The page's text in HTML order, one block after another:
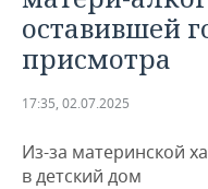
ТАТАРСТАН
УДМУРТИЯ
АНАЛИТИКА
НОВОСТИ
ДЕКЛАРАЦИИ О
КОРОЛИ
ЭКОНОМИКА
НОВОСТИ
ФИНАНСЫ
ПРОМЫШЛЕННОСТЬ
НОВОСТИ
ПРОМЫШЛЕННОСТИ
НЕДВИЖИМОСТЬ
оставившей
присмотра
17:35, 02.07.2025
Из-за материнской
в детский дом